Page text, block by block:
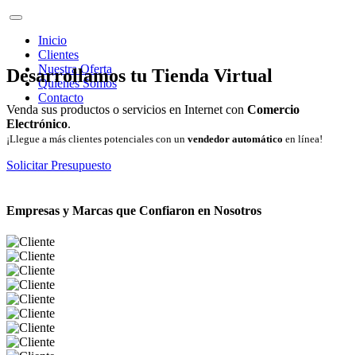
Inicio
Clientes
Nuestra Oferta
Quienes Somos
Contacto
Desarrollamos tu Tienda Virtual
Venda sus productos o servicios en Internet con Comercio
Electrónico.
¡Llegue a más clientes potenciales con un vendedor automático en línea!
Solicitar Presupuesto
Empresas y Marcas que Confiaron en Nosotros